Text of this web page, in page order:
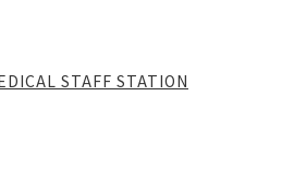
STAFF STATION